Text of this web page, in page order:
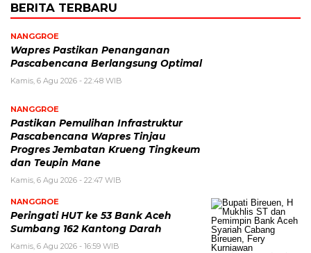
BERITA TERBARU
NANGGROE
Wapres Pastikan Penanganan
Pascabencana Berlangsung Optimal
Kamis, 6 Agu 2026 - 22:48 WIB
NANGGROE
Pastikan Pemulihan Infrastruktur
Pascabencana Wapres Tinjau
Progres Jembatan Krueng Tingkeum
dan Teupin Mane
Kamis, 6 Agu 2026 - 22:47 WIB
NANGGROE
Peringati HUT ke 53 Bank Aceh
Sumbang 162 Kantong Darah
Kamis, 6 Agu 2026 - 16:59 WIB